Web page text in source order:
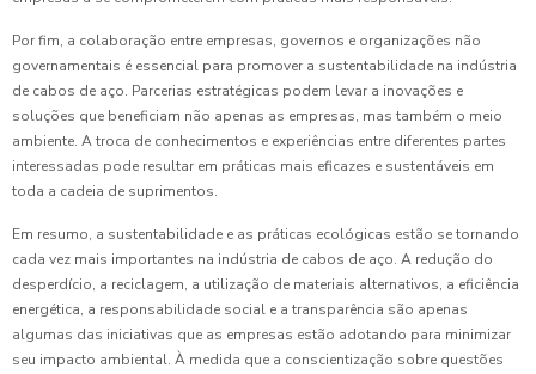
Por fim, a colaboração entre empresas, governos e organizações não
governamentais é essencial para promover a sustentabilidade na indústria
de cabos de aço. Parcerias estratégicas podem levar a inovações e
soluções que beneficiam não apenas as empresas, mas também o meio
ambiente. A troca de conhecimentos e experiências entre diferentes partes
interessadas pode resultar em práticas mais eficazes e sustentáveis em
toda a cadeia de suprimentos.
Em resumo, a sustentabilidade e as práticas ecológicas estão se tornando
cada vez mais importantes na indústria de cabos de aço. A redução do
desperdício, a reciclagem, a utilização de materiais alternativos, a eficiência
energética, a responsabilidade social e a transparência são apenas
algumas das iniciativas que as empresas estão adotando para minimizar
seu impacto ambiental. À medida que a conscientização sobre questões